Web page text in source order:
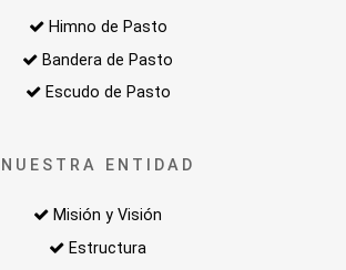
Himno de Pasto
Bandera de Pasto
Escudo de Pasto
NUESTRA ENTIDAD
Misión y Visión
Estructura